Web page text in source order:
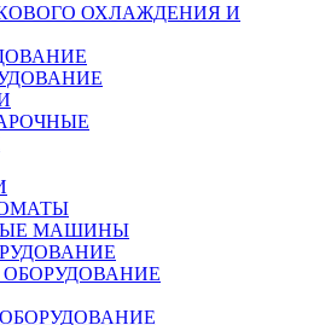
ОХЛАЖДЕНИЯ И
МАШИНЫ